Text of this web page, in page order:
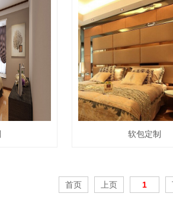
软包定制
首页 上页 1